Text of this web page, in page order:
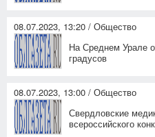
08.07.2023, 13:20 / Общество
На Среднем Урале
градусов
08.07.2023, 13:00 / Общество
Свердловские
всероссийского